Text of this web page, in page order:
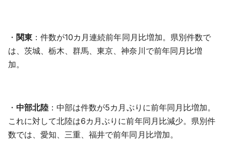
・ 関東 ：件数が10カ月連続前年同月比増加。県別件数で
は、茨城、栃木、群馬、東京、神奈川で前年同月比増
加。
・中部北陸 ：中部は件数が5カ月ぶりに前年同月比増加。
これに対して北陸は6カ月ぶりに前年同月比減少。県別件
数では、愛知、三重、福井で前年同月比増加。